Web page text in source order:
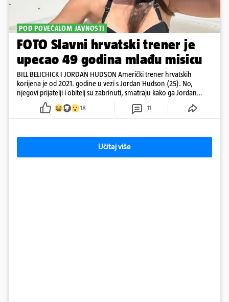
POD POVEĆALOM JAVNOSTI
FOTO Slavni hrvatski trener je
upecao 49 godina mlađu misicu
BILL BELICHICK I JORDAN HUDSON Američki trener hrvatskih
korijena je od 2021. godine u vezi s Jordan Hudson (25). No,
njegovi prijatelji i obitelj su zabrinuti, smatraju kako ga Jordan
kontrolira
18 11
Učitaj više